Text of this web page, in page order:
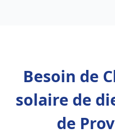
Besoin de
solaire de
de